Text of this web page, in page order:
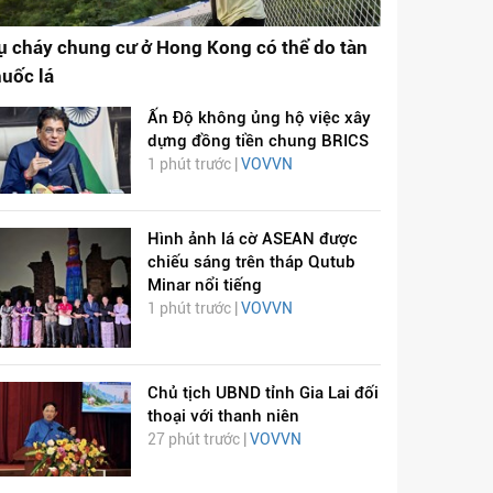
cháy chung cư ở Hong Kong có thể do tàn
lá
Ấn Độ không ủng hộ việc xây
dựng đồng tiền chung BRICS
1 phút trước | VOVVN
Hình ảnh lá cờ ASEAN được
chiếu sáng trên tháp Qutub
Minar nổi tiếng
1 phút trước | VOVVN
Chủ tịch UBND tỉnh Gia Lai đối
thoại với thanh niên
27 phút trước | VOVVN